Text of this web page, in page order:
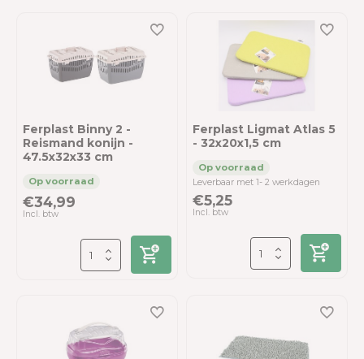
Ferplast Binny 2 -
Reismand konijn -
47.5x32x33 cm
€34,99
Incl. btw
Ferplast Ligmat Atlas 5
- 32x20x1,5 cm
Leverbaar met 1- 2 werkdagen
€5,25
Incl. btw